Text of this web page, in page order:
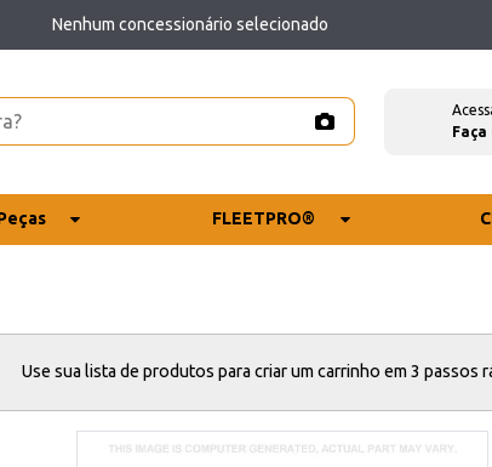
Nenhum concessionário selecionado
FLEETPRO®
Use sua lista de produtos para criar um carrinho em 3 passos